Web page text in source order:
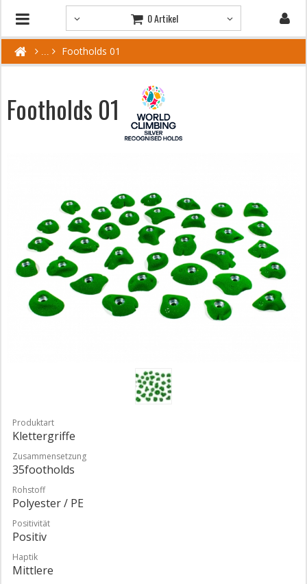
0 Artikel
Footholds 01
Footholds 01
Produktart
Klettergriffe
Zusammensetzung
35footholds
Rohstoff
Polyester / PE
Positivität
Positiv
Haptik
Mittlere